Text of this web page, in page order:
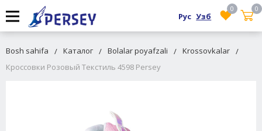
0
0
Рус Узб
Bosh sahifa Каталог Bolalar poyafzali
Krossovkalar
Кроссовки Розовый Текстиль 4598 Persey